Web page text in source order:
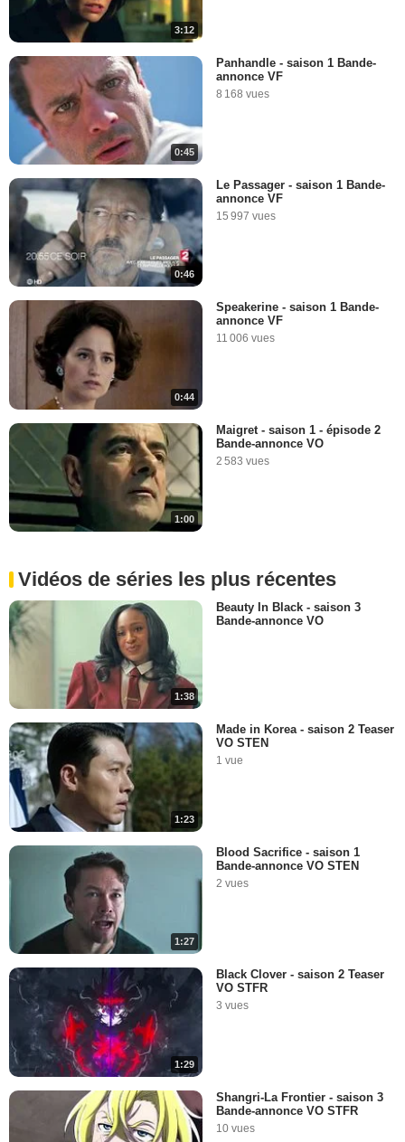
3:12
0:45
Panhandle - saison 1 Bande-
annonce VF
8 168 vues
0:46
Le Passager - saison 1 Bande-
annonce VF
15 997 vues
0:44
Speakerine - saison 1 Bande-
annonce VF
11 006 vues
1:00
Maigret - saison 1 - épisode 2
Bande-annonce VO
2 583 vues
Vidéos de séries les plus récentes
1:38
Beauty In Black - saison 3
Bande-annonce VO
1:23
Made in Korea - saison 2 Teaser
VO STEN
1 vue
1:27
Blood Sacrifice - saison 1
Bande-annonce VO STEN
2 vues
1:29
Black Clover - saison 2 Teaser
VO STFR
3 vues
Shangri-La Frontier - saison 3
Bande-annonce VO STFR
10 vues